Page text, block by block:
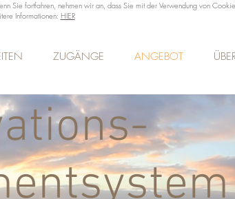
ZUGÄNGE ANGEBOT
Sie fortfahren, nehmen wir an, dass Sie mit der Verwendung von
Informationen: HIER